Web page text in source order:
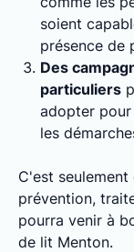
soient
présence de
Des
particuliers
adopter
les
C'est
prévention,
pourra venir à
de lit Menton.